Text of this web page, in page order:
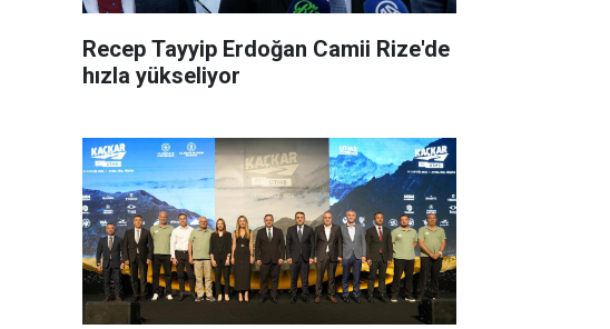
Recep Tayyip Erdoğan Camii Rize'de
hızla yükseliyor